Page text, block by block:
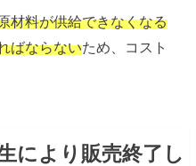
材料が供給できなくなる
ばならないため、コスト
により販売終了し